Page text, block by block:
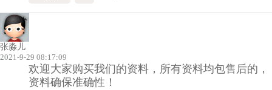
张淼儿
2021-9-29 08:17:09
欢迎大家购买我们的资料，所有资料均包售后的，
资料确保准确性！